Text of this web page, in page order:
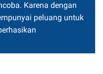
Karena dengan
peluang untuk